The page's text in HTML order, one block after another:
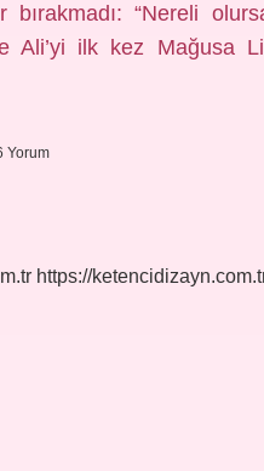
bırakmadı: “Nereli
Ali’yi ilk kez Mağusa
Yorum
https://